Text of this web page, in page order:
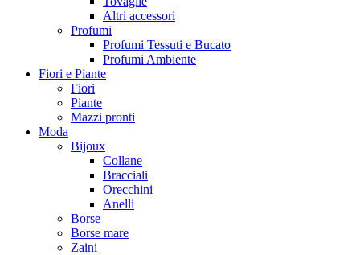
Altri accessori
Profumi
Profumi Tessuti e Bucato
Profumi Ambiente
Fiori e Piante
Fiori
Piante
Mazzi pronti
Moda
Bijoux
Collane
Bracciali
Orecchini
Anelli
Borse
Borse mare
Zaini